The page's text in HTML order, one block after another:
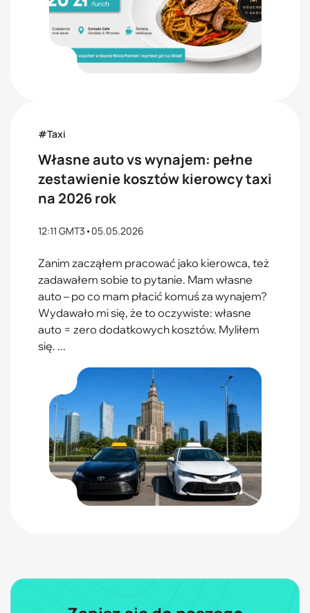
#Taxi
Własne auto vs wynajem: pełne
zestawienie kosztów kierowcy taxi
na 2026 rok
12:11 GMT3 •05.05.2026
Zanim zacząłem pracować jako kierowca, też
zadawałem sobie to pytanie. Mam własne
auto – po co mam płacić komuś za wynajem?
Wydawało mi się, że to oczywiste: własne
auto = zero dodatkowych kosztów. Myliłem
się. ...